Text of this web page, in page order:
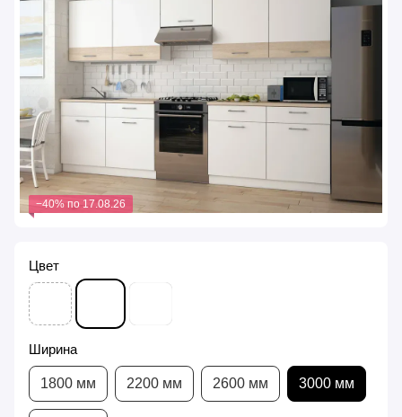
−40% по 17.08.26
Цвет
Ширина
1800 мм 2200 мм 2600 мм 3000 мм